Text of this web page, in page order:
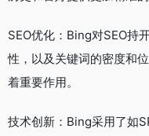
SEO优化：Bing对SEO持
性，以及关键词的密度和
着重要作用。
技术创新：Bing采用了如